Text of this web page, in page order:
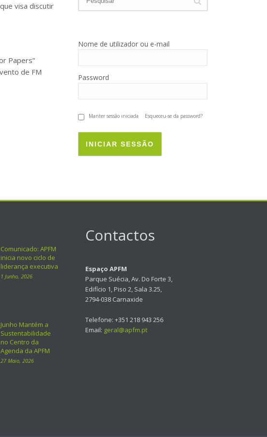
visa discutir
Papers”
de FM
Nome de utilizador ou e-mail
Password
Manter sessão iniciada Esqueceu-se da password?
INICIAR SESSÃO
Comunicado: APFM
inicia novo ciclo de
liderança executiva
1 Junho, 2026
Junho Mantém a
Sustentabilidade
no Centro da
Agenda da APFM
27 Maio, 2026
Contactos
Espaço APFM
Parque Suécia, Av. Do Forte 3,
Edifício 1, Piso 2, Sala 3.25,
2794-038 Carnaxide
Telefone: +351 218 943 256
Email: geral@apfm.pt